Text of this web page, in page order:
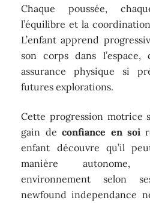
Chaque poussée,
l’équilibre et la
L’enfant apprend
son corps dans l’espace,
assurance physique si
futures explorations.
Cette progression motrice
gain deconfiance en soi
enfant découvre qu’il
manière
environnement selon
newfound independance